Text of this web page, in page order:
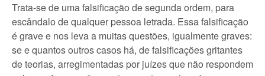
Trata-se de uma falsificação de segunda ordem, para
escândalo de qualquer pessoa letrada. Essa falsificação
é grave e nos leva a muitas questões, igualmente graves:
se e quantos outros casos há, de falsificações gritantes
de teorias, arregimentadas por juízes que não respondem